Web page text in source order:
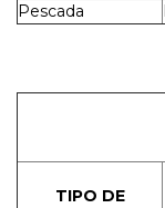
Pescada
TIPO DE